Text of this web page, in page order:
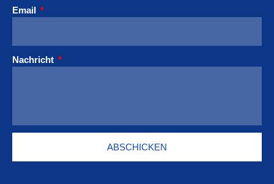
Email
Nachricht
ABSCHICKEN